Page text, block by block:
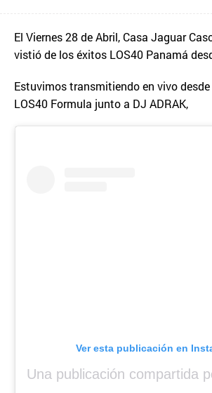
El Viernes 28 de Abril, Casa Jaguar
vistió de los éxitos LOS40 Panamá
Estuvimos transmitiendo en vivo
LOS40 Formula junto a DJ ADRAK,
Ver esta publicación en